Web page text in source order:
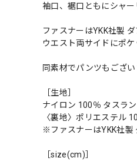
袖口、裾口ともにシャ
ファスナーはYKK社製 ダ
ウエスト両サイドにポケ
同素材でパンツもござ
［生地］
ナイロン 100％ タスラ
〈裏地〉ポリエステル
※ファスナーはYKK社製
［size(cm)］